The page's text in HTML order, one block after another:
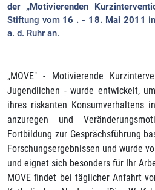
der „Motivierenden
Stiftung vom 16 . - 18. Mai 2011
a. d. Ruhr an.
„MOVE" - Motivierende
Jugendlichen - wurde entwickelt,
ihres riskanten Konsumverhaltens
anzuregen und
Fortbildung zur Gesprächsführung
Forschungsergebnissen und wurde
und eignet sich besonders für Ihr
MOVE findet bei täglicher Anfahrt